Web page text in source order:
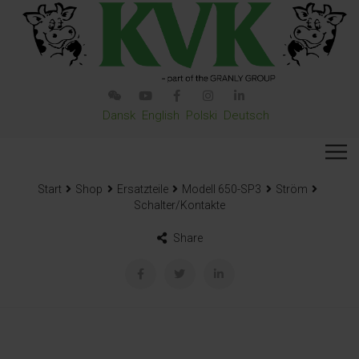
Dansk English Polski Deutsch
Start Shop Ersatzteile Modell 650-SP3
Ström
Schalter/Kontakte
Share